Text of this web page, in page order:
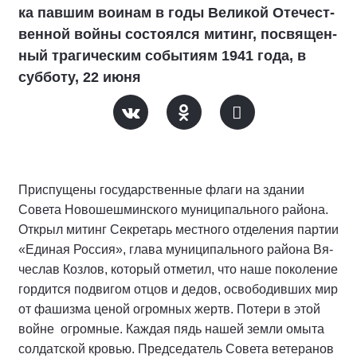
ка пав­шим во­и­нам в го­ды Великой Оте­чест­
вен­ной вой­ны сос­то­ял­ся ми­тинг, пос­вя­щен­
ный тра­ги­чес­ким собы­тиям 1941 го­да, в
субботу, 22 ию­ня
Приспущены государственные флаги на здании
Совета Новошешминского муниципального района.
Открыл митинг Секретарь местного отделения партии
«Единая Россия», гла­ва муни­ци­паль­но­го ра­йо­на Вя­
чес­ла­в Коз­ло­в, ко­то­рый отметил, что наше по­ко­ле­ние
гор­дит­ся под­ви­гом от­цов и де­дов, ос­во­бо­див­ших мир
от фа­шиз­ма це­ной ог­ром­ных жертв. Потери в этой
войне огромные. Каждая пядь нашей земли омыта
солдатской кровью. Пред­се­да­тель Со­ве­та ве­те­ра­нов